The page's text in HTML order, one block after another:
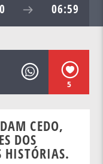
06:59
5
CEDO,
DOS
HISTÓRIAS.